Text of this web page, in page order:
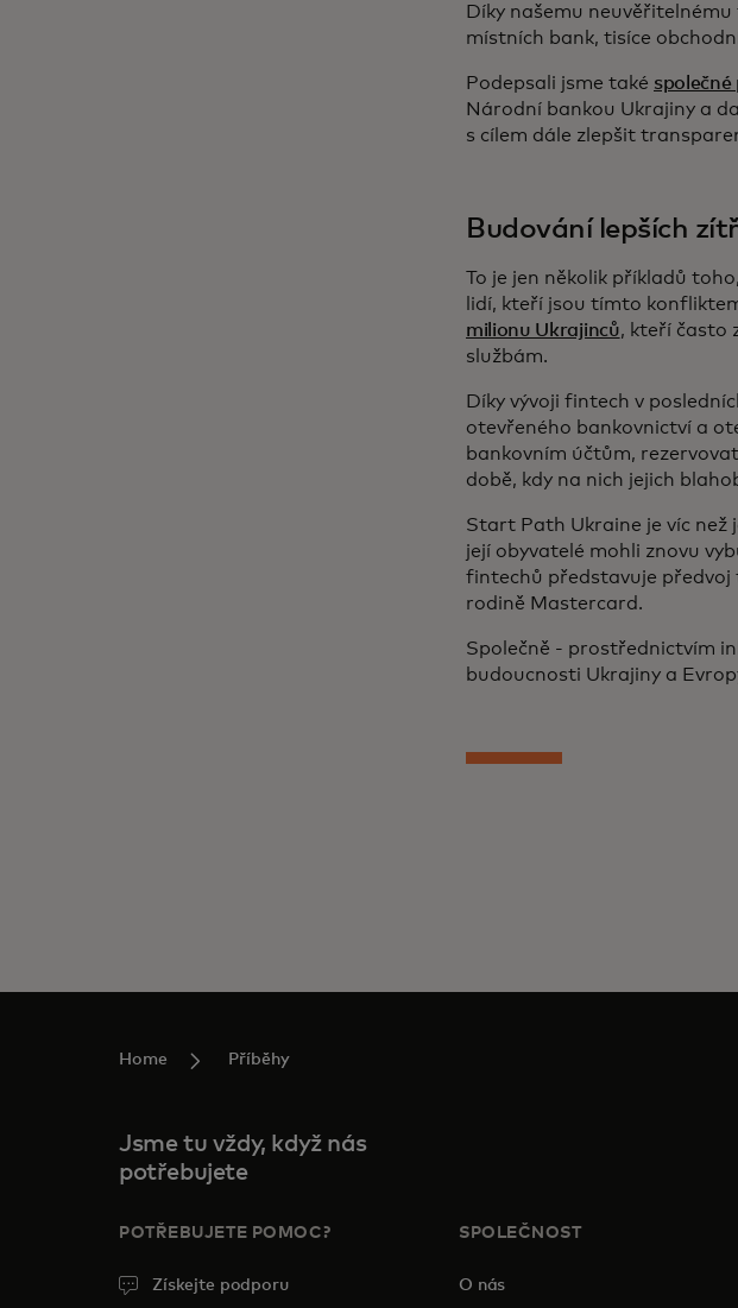
Díky našemu
místních bank, tisíce
Podepsali jsme také společné
Národní bankou Ukrajiny a
s cílem dále zlepšit
Budování lepších
To je jen několik příkladů
lidí, kteří jsou tímto
milionu Ukrajinců, kteří často
službám.
Díky vývoji fintech v
otevřeného bankovnictví a
bankovním účtům,
době, kdy na nich jejich
Start Path Ukraine je víc než
její obyvatelé mohli znovu
fintechů představuje předvoj
rodině Mastercard.
Společně - prostřednictvím
budoucnosti Ukrajiny a
Home Příběhy
Jsme tu vždy, když nás
potřebujete
POTŘEBUJETE POMOC?
Získejte podporu
SPOLEČNOST
O nás